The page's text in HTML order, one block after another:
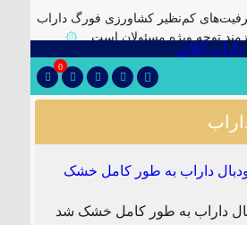
کم‌نظیر کشاورزی فورگ داراب
توجه ویژه مسئولان است
۞
آیین تودیع و معارفه بخشداران
داراب با حضور مدیرکل سیاسی
فارس
۞
سه واحد صنفی متخلف در گشت
فارس در مسیر یونسکو/تدوین
۞
0
داراب به طور کامل خشک شد